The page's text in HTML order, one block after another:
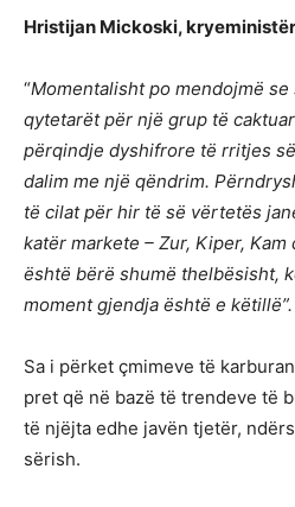
Hristijan Mickoski,
“Momentalisht po mendojmë se
qytetarët për një grup të
përqindje dyshifrore të rritjes
dalim me një qëndrim.
të cilat për hir të së vërtetës
katër markete – Zur, Kiper, Kam
është bërë shumë thelbësisht,
moment gjendja është e këtillë”.
Sa i përket çmimeve të
pret që në bazë të trendeve të
të njëjta edhe javën tjetër,
sërish.